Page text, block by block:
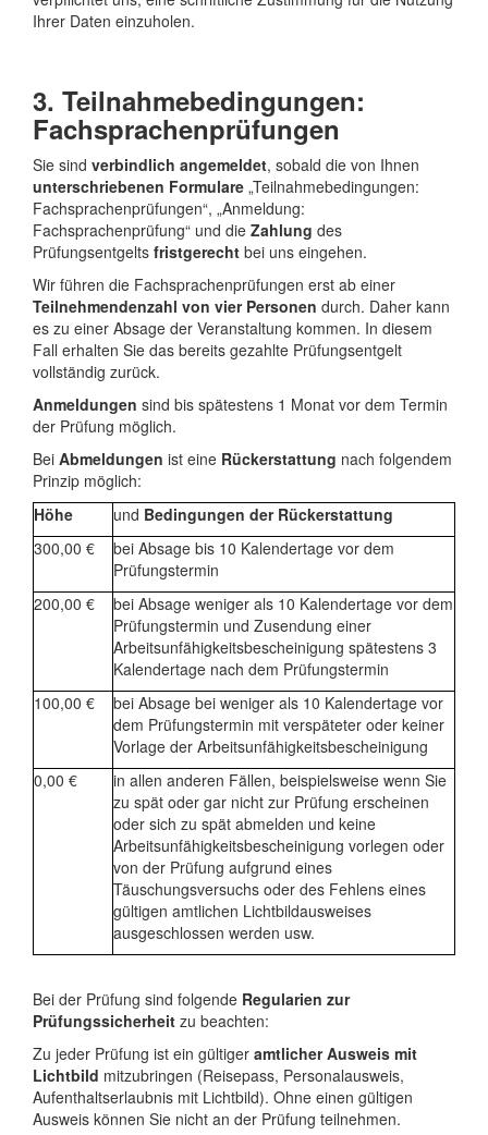
Ihrer Daten einzuholen.
3. Teilnahmebedingungen:
Fachsprachenprüfungen
Sie sind verbindlich angemeldet, sobald die von Ihnen
unterschriebenen Formulare „Teilnahmebedingungen:
Fachsprachenprüfungen“, „Anmeldung:
Fachsprachenprüfung“ und die Zahlung des
Prüfungsentgelts fristgerecht bei uns eingehen.
Wir führen die Fachsprachenprüfungen erst ab einer
Teilnehmendenzahl von vier Personen durch. Daher kann
es zu einer Absage der Veranstaltung kommen. In diesem
Fall erhalten Sie das bereits gezahlte Prüfungsentgelt
vollständig zurück.
Anmeldungen sind bis spätestens 1 Monat vor dem Termin
der Prüfung möglich.
Bei Abmeldungen ist eine Rückerstattung nach folgendem
Prinzip möglich:
Höhe
und Bedingungen der Rückerstattung
300,00 €
bei Absage bis 10 Kalendertage vor dem
Prüfungstermin
200,00 €
bei Absage weniger als 10 Kalendertage vor dem
Prüfungstermin und Zusendung einer
Arbeitsunfähigkeitsbescheinigung spätestens 3
Kalendertage nach dem Prüfungstermin
100,00 €
bei Absage bei weniger als 10 Kalendertage vor
dem Prüfungstermin mit verspäteter oder keiner
Vorlage der Arbeitsunfähigkeitsbescheinigung
0,00 €
in allen anderen Fällen, beispielsweise wenn Sie
zu spät oder gar nicht zur Prüfung erscheinen
oder sich zu spät abmelden und keine
Arbeitsunfähigkeitsbescheinigung vorlegen oder
von der Prüfung aufgrund eines
Täuschungsversuchs oder des Fehlens eines
gültigen amtlichen Lichtbildausweises
ausgeschlossen werden usw.
Bei der Prüfung sind folgende Regularien zur
Prüfungssicherheit zu beachten:
Zu jeder Prüfung ist ein gültiger amtlicher Ausweis mit
Lichtbild mitzubringen (Reisepass, Personalausweis,
Aufenthaltserlaubnis mit Lichtbild). Ohne einen gültigen
Ausweis können Sie nicht an der Prüfung teilnehmen.